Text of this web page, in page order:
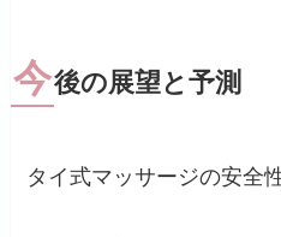
今後の展望と予測
タイ式マッサージの安全